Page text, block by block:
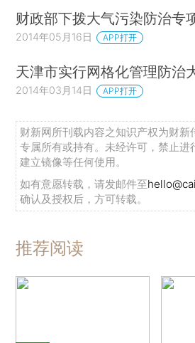
财政部下拨大气污染防治专
2014年05月16日 APP打开
天津市实行网格化管理防治
2014年03月14日 APP打开
财新网所刊载内容之知识产权为财新
专属所有或持有。未经许可，禁止进
建立镜像等任何使用。
如有意愿转载，请发邮件至
确认及授权后，方可转载。
推荐阅读